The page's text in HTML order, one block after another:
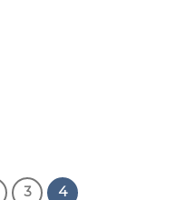
3 4